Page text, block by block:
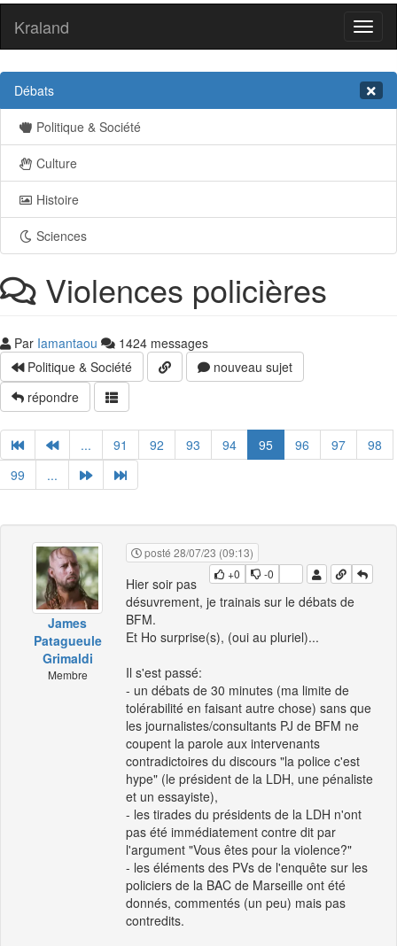
Kraland
Débats
Politique & Société
Culture
Histoire
Sciences
Violences policières
Par Iamantaou
1424 messages
Politique & Société
nouveau sujet
répondre
... 91 92 93 94 95 96 97
98
99
...
James
Patagueule
Grimaldi
Membre
posté 28/07/23 (09:13)
+0
-0
Hier soir pas
désuvrement, je trainais sur le débats de
BFM.
Et Ho surprise(s), (oui au pluriel)...
Il s'est passé:
- un débats de 30 minutes (ma limite de
tolérabilité en faisant autre chose) sans que
les journalistes/consultants PJ de BFM ne
coupent la parole aux intervenants
contradictoires du discours "la police c'est
hype" (le président de la LDH, une pénaliste
et un essayiste),
- les tirades du présidents de la LDH n'ont
pas été immédiatement contre dit par
l'argument "Vous êtes pour la violence?"
- les éléments des PVs de l'enquête sur les
policiers de la BAC de Marseille ont été
donnés, commentés (un peu) mais pas
contredits.